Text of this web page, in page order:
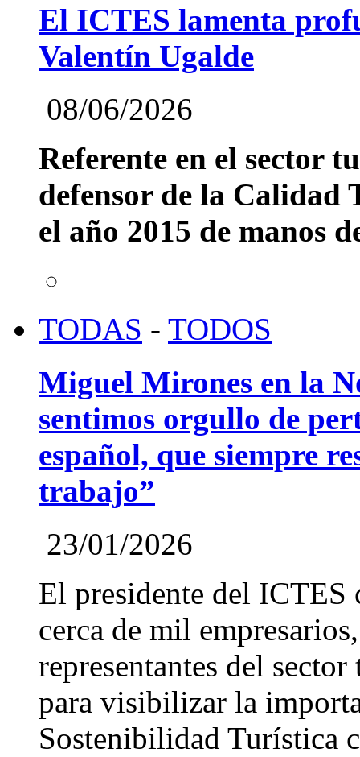
El ICTES lamenta
Valentín Ugalde
08/06/2026
Referente en el sector
defensor de la Calidad
el año 2015 de manos
TODAS - TODOS
Miguel Mirones en la
sentimos orgullo de
español, que siempre
trabajo”
23/01/2026
El presidente del ICTES
cerca de mil
representantes del
para visibilizar la
Sostenibilidad Turística